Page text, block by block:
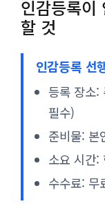
인감등록이
할 것
인감등록 선
등록 장소:
필수)
준비물: 본
소요 시간:
수수료: 무